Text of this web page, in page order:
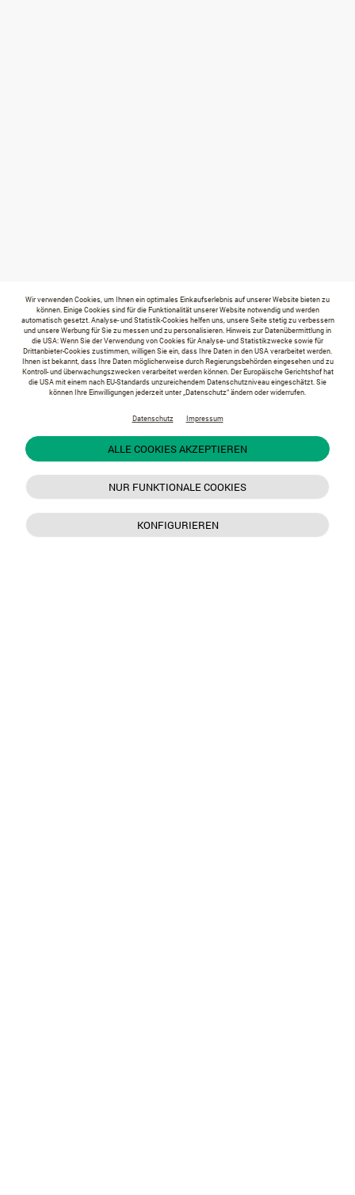
Wir verwenden Cookies, um Ihnen ein optimales Einkaufserlebnis auf unserer Website bieten zu
können. Einige Cookies sind für die Funktionalität unserer Website notwendig und werden
automatisch gesetzt. Analyse- und Statistik-Cookies helfen uns, unsere Seite stetig zu verbessern
und unsere Werbung für Sie zu messen und zu personalisieren. Hinweis zur Datenübermittlung in
die USA: Wenn Sie der Verwendung von Cookies für Analyse- und Statistikzwecke sowie für
Drittanbieter-Cookies zustimmen, willigen Sie ein, dass Ihre Daten in den USA verarbeitet werden.
Ihnen ist bekannt, dass Ihre Daten möglicherweise durch Regierungsbehörden eingesehen und zu
Kontroll- und überwachungszwecken verarbeitet werden können. Der Europäische Gerichtshof hat
die USA mit einem nach EU-Standards unzureichendem Datenschutzniveau eingeschätzt. Sie
können Ihre Einwilligungen jederzeit unter „Datenschutz“ ändern oder widerrufen.
Datenschutz Impressum
ALLE COOKIES AKZEPTIEREN
NUR FUNKTIONALE COOKIES
KONFIGURIEREN